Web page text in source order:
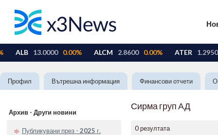
Профил Вътрешна информация Финансови отчети
Архив - Други новини
Публикувани през - 2025 г.
Сирма груп АД
0 резултата